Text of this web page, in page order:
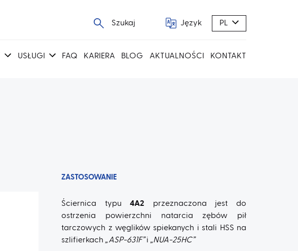
Szukaj Język PL
USŁUGI FAQ KARIERA BLOG AKTUALNOŚCI KONTAKT
ZASTOSOWANIE
Ściernica typu4A2 przeznaczona jest do
ostrzenia powierzchni natarcia zębów pił
tarczowych z węglików spiekanych i stali HSS na
szlifierkach „ASP-631F”i „NUA-25HC”